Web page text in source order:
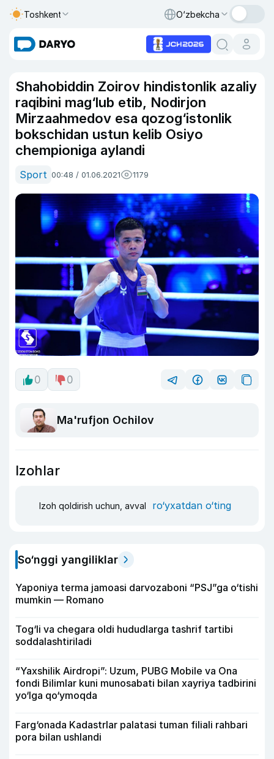
Toshkent O‘zbekcha
Shahobiddin Zoirov hindistonlik azaliy
raqibini mag‘lub etib, Nodirjon
Mirzaahmedov esa qozog‘istonlik
bokschidan ustun kelib Osiyo
chempioniga aylandi
Sport 00:48 / 01.06.2021 1179
0 0
Ma'rufjon Ochilov
Izohlar
Izoh qoldirish uchun, avval ro‘yxatdan o‘ting
So‘nggi yangiliklar
Yaponiya terma jamoasi darvozaboni “PSJ”ga o‘tishi
mumkin — Romano
Tog‘li va chegara oldi hududlarga tashrif tartibi
soddalashtiriladi
“Yaxshilik Airdropi”: Uzum, PUBG Mobile va Ona
fondi Bilimlar kuni munosabati bilan xayriya tadbirini
yo‘lga qo‘ymoqda
Farg‘onada Kadastrlar palatasi tuman filiali rahbari
pora bilan ushlandi